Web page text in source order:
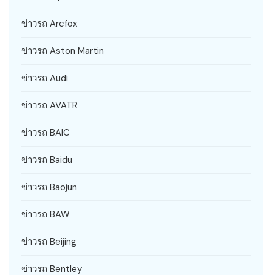
ข่าวรถ Arcfox
ข่าวรถ Aston Martin
ข่าวรถ Audi
ข่าวรถ AVATR
ข่าวรถ BAIC
ข่าวรถ Baidu
ข่าวรถ Baojun
ข่าวรถ BAW
ข่าวรถ Beijing
ข่าวรถ Bentley